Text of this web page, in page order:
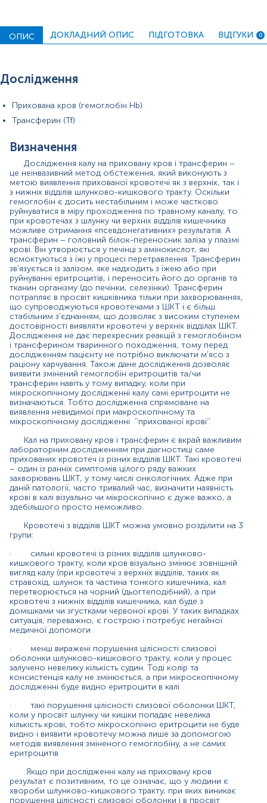
реакцій з гемоглобіном і трансферином тваринного
походження, тому перед дослідженням пацієнту не
потрібно виключати м'ясо з раціону харчування. Також
тому випадку, коли при мікроскопічному дослідженні
дослідження спрямоване на виявлення невидимої при
макроскопічному та мікроскопічному дослідженні
‘’прихованої крові’’.
Кал на приховану кров і трансферин є вкрай
важливим лабораторним дослідженням при діагностиці
саме прихованих кровотеч із різних відділів ШКТ. Такі
кровотечі – один із ранніх симптомів цілого ряду
важких захворювань ШКТ, у тому числі онкологічних.
Адже при даній патології, часто тривалий час,
визначити наявність крові в калі візуально чи
мікроскопічно є дуже важко, а здебільшого просто
неможливо.
Кровотечі з відділів ШКТ можна умовно розділити
на 3 групи:
·сильні кровотечі із різних відділів шлунково-
кишкового тракту, коли кров візуально змінює
зовнішній вигляд калу (при кровотечі з верхніх відділів,
таких як стравохід, шлунок та частина тонкого
кишечника, кал перетворюється на чорний
(дьогтеподібний), а при кровотечі з нижніх відділів
кишечника, кал буде з домішками чи згустками
червоної крові. У таких випадках ситуація, переважно,
є гострою і потребує негайної медичної допомоги
·менш виражені порушення цілісності слизової
оболонки шлунково-кишкового тракту, коли у процес
залучено невелику кількість судин. Тоді колір та
консистенція калу не змінюється, а при
мікроскопічному дослідженні буде видно еритроцити в
калі
·такі порушення цілісності слизової оболонки ШКТ,
коли у просвіт шлунку чи кишки попадає невелика
кількість крові, тобто мікроскопічно еритроцити не
буде видно і виявити кровотечу можна лише за
допомогою методів виявлення зміненого гемоглобіну,
а не самих еритроцитів
Якщо при дослідженні калу на приховану кров
результат є позитивним, то це означає, що у людини є
хвороби шлунково-кишкового тракту, при яких виникає
порушення цілісності слизової оболонки і в просвіт
виділяється невелика кількість крові.
Варто розуміти, що кров у калі може виявлятися
при носових кровотечах, кровотечах з ясен, при
варикозно-розширених венах стравоходу, при
ерозивному езофагіті, при геморої та інших
захворюваннях, тому обов'язково потрібно це
враховувати при оцінці результатів аналізу.
Негативний результат тесту не виключає у пацієнта
наявності виразкового або пухлинного ураження ШКТ.
При повторному проведенні тесту зростає його
достовірність.
Для більшої достовірності отриманих даних варто
дотримуватися деяких правил:
·не брати зразки під час або протягом трьох днів
до/після менструації; якщо у пацієнта геморой, що
кровоточить; якщо у пацієнта визначається кров у сечі
·за 48 годин до дослідження слід виключити
ОПИС ДОКЛАДНИЙ ОПИС ПІДГОТОВКА ВІДГУКИ 0
Дослідження
Прихована кров (гемоглобін Hb)
Трансферин (Tf)
Визначення
Дослідження калу на приховану кров і трансферин –
це неінвазивний метод обстеження, який виконують з
метою виявлення прихованої кровотечі як з верхніх, так і
з нижніх відділів шлунково-кишкового тракту. Оскільки
гемоглобін є досить нестабільним і може частково
руйнуватися в міру проходження по травному каналу, то
при кровотечах з шлунку чи верхніх відділів кишечника
можливе отримання «псевдонегативних» результатів. А
трансферин – головний білок-переносник заліза у плазмі
крові. Він утворюється у печінці з амінокислот, які
всмоктуються з їжі у процесі перетравлення. Трансферин
зв'язується із залізом, яке надходить з їжею або при
руйнуванні еритроцитів, і переносить його до органів та
тканин організму (до печінки, селезінки). Трансферин
потрапляє в просвіт кишківника тільки при захворюваннях,
що супроводжуються кровотечами з ШКТ і є більш
стабільним з'єднанням, що дозволяє з високим ступенем
достовірності виявляти кровотечі у верхніх відділах ШКТ.
Дослідження не дає перехресних реакцій з гемоглобіном
і трансферином тваринного походження, тому перед
дослідженням пацієнту не потрібно виключати м'ясо з
раціону харчування. Також дане дослідження дозволяє
виявити змінений гемоглобін еритроцитів та/чи
трансферин навіть у тому випадку, коли при
мікроскопічному дослідженні калу самі еритроцити не
визначаються. Тобто дослідження спрямоване на
виявлення невидимої при макроскопічному та
мікроскопічному дослідженні ‘’прихованої крові’’.
Кал на приховану кров і трансферин є вкрай важливим
лабораторним дослідженням при діагностиці саме
прихованих кровотеч із різних відділів ШКТ. Такі кровотечі
– один із ранніх симптомів цілого ряду важких
захворювань ШКТ, у тому числі онкологічних. Адже при
даній патології, часто тривалий час, визначити наявність
крові в калі візуально чи мікроскопічно є дуже важко, а
здебільшого просто неможливо.
Кровотечі з відділів ШКТ можна умовно розділити на 3
групи:
· сильні кровотечі із різних відділів шлунково-
кишкового тракту, коли кров візуально змінює зовнішній
вигляд калу (при кровотечі з верхніх відділів, таких як
стравохід, шлунок та частина тонкого кишечника, кал
перетворюється на чорний (дьогтеподібний), а при
кровотечі з нижніх відділів кишечника, кал буде з
домішками чи згустками червоної крові. У таких випадках
ситуація, переважно, є гострою і потребує негайної
медичної допомоги
· менш виражені порушення цілісності слизової
оболонки шлунково-кишкового тракту, коли у процес
залучено невелику кількість судин. Тоді колір та
консистенція калу не змінюється, а при мікроскопічному
дослідженні буде видно еритроцити в калі
· такі порушення цілісності слизової оболонки ШКТ,
коли у просвіт шлунку чи кишки попадає невелика
кількість крові, тобто мікроскопічно еритроцити не буде
видно і виявити кровотечу можна лише за допомогою
методів виявлення зміненого гемоглобіну, а не самих
еритроцитів
Якщо при дослідженні калу на приховану кров
результат є позитивним, то це означає, що у людини є
хвороби шлунково-кишкового тракту, при яких виникає
порушення цілісності слизової оболонки і в просвіт